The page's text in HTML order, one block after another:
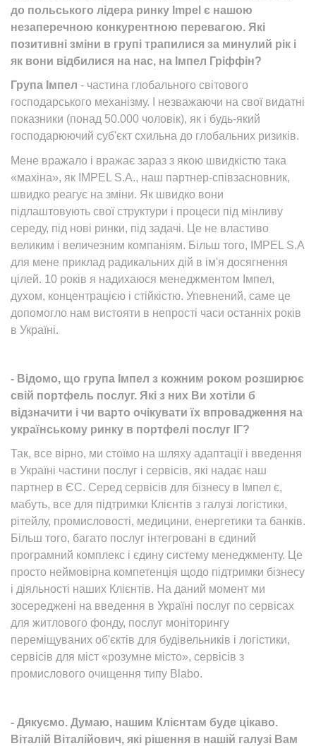
до польського лідера ринку Impel є нашою
незаперечною конкурентною перевагою. Які
позитивні зміни в групі трапилися за минулий рік і
як вони відбилися на нас, на Імпел Гріффін?
Група Імпел - частина глобального світового
господарського механізму. І незважаючи на свої видатні
показники (понад 50.000 чоловік), як і будь-який
господарюючий суб'єкт схильна до глобальних ризиків.
Мене вражало і вражає зараз з якою швидкістю така
«махіна», як IMPEL S.A., наш партнер-співзасновник,
швидко реагує на зміни. Як швидко вони
підлаштовують свої структури і процеси під мінливу
середу, під нові ринки, під задачі. Це не властиво
великим і величезним компаніям. Більш того, IMPEL S.A
для мене приклад радикальних дій в ім'я досягнення
цілей. 10 років я надихаюся менеджментом Імпел,
духом, концентрацією і стійкістю. Упевнений, саме це
допомогло нам вистояти в непрості часи останніх років
в Україні.
- Відомо, що група Імпел з кожним роком розширює
свій портфель послуг. Які з них Ви хотіли б
відзначити і чи варто очікувати їх впровадження на
українському ринку в портфелі послуг ІГ?
Так, все вірно, ми стоїмо на шляху адаптації і введення
в Україні частини послуг і сервісів, які надає наш
партнер в ЄС. Серед сервісів для бізнесу в Імпел є,
мабуть, все для підтримки Клієнтів з галузі логістики,
рітейлу, промисловості, медицини, енергетики та банків.
Більш того, багато послуг інтегровані в єдиний
програмний комплекс і єдину систему менеджменту. Це
просто неймовірна компетенція щодо підтримки бізнесу
і діяльності наших Клієнтів. На даний момент ми
зосереджені на введення в Україні послуг по сервісах
для житлового фонду, послуг моніторингу
переміщуваних об'єктів для будівельників і логістики,
сервісів для міст «розумне місто», сервісів з
промислового очищення типу Blabo.
- Дякуємо. Думаю, нашим Клієнтам буде цікаво.
Віталій Віталійович, які рішення в нашій галузі Вам